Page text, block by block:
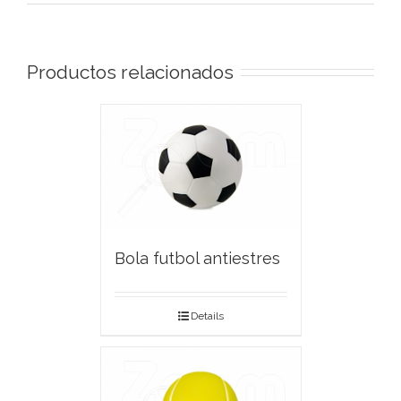
Productos relacionados
Bola futbol antiestres
Details